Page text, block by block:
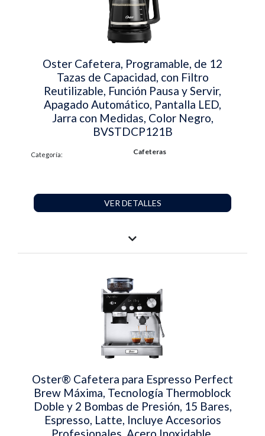
Oster Cafetera, Programable, de 12
Tazas de Capacidad, con Filtro
Reutilizable, Función Pausa y Servir,
Apagado Automático, Pantalla LED,
Jarra con Medidas, Color Negro,
BVSTDCP121B
Categoría: Cafeteras
VER DETALLES
Oster® Cafetera para Espresso Perfect
Brew Máxima, Tecnología Thermoblock
Doble y 2 Bombas de Presión, 15 Bares,
Espresso, Latte, Incluye Accesorios
Profesionales, Acero Inoxidable,